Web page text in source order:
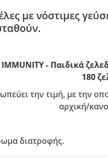
με νόστιμες
- Παιδικά
180
την τιμή, με την
αρχική/
διατροφής.